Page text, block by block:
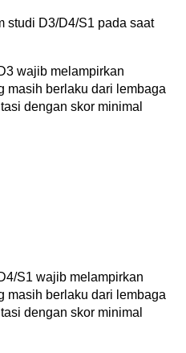
studi D3/D4/S1 pada saat
wajib melampirkan
masih berlaku dari lembaga
dengan skor minimal
S1 wajib melampirkan
masih berlaku dari lembaga
dengan skor minimal